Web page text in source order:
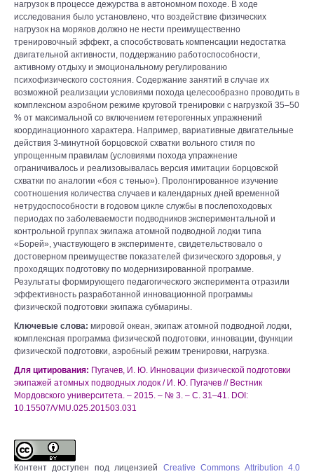
нагрузок в процессе дежурства в автономном походе. В ходе
исследования было установлено, что воздействие физических
нагрузок на моряков должно не нести преимущественно
тренировочный эффект, а способствовать компенсации недостатка
двигательной активности, поддержанию работоспособности,
активному отдыху и эмоциональному регулированию
психофизического состояния. Содержание занятий в случае их
возможной реализации условиями похода целесообразно проводить в
комплексном аэробном режиме круговой тренировки с нагрузкой 35–50
% от максимальной со включением гетерогенных упражнений
координационного характера. Например, вариативные двигательные
действия 3-минутной борцовской схватки вольного стиля по
упрощенным правилам (условиями похода упражнение
ограничивалось и реализовывалась версия имитации борцовской
схватки по аналогии «боя с тенью»). Пролонгированное изучение
соотношения количества случаев и календарных дней временной
нетрудоспособности в годовом цикле службы в послепоходовых
периодах по заболеваемости подводников экспериментальной и
контрольной группах экипажа атомной подводной лодки типа
«Борей», участвующего в эксперименте, свидетельствовало о
достоверном преимуществе показателей физического здоровья, у
проходящих подготовку по модернизированной программе.
Результаты формирующего педагогического эксперимента отразили
эффективность разработанной инновационной программы
физической подготовки экипажа субмарины.
Ключевые слова: мировой океан, экипаж атомной подводной лодки,
комплексная программа физической подготовки, инновации, функции
физической подготовки, аэробный режим тренировки, нагрузка.
Для цитирования: Пугачев, И. Ю. Инновации физической подготовки
экипажей атомных подводных лодок / И. Ю. Пугачев // Вестник
Мордовского университета. – 2015. – № 3. – С. 31–41. DOI:
10.15507/VMU.025.201503.031
Контент доступен под лицензией Creative Commons Attribution 4.0